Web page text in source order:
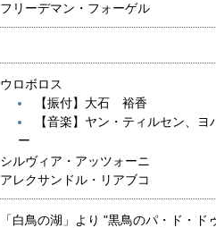
フリーデマン・フォーゲル
ウロボロス
【振付】大石 裕香
【音楽】ヤン・ティルセン、
ー
シルヴィア・アッツォーニ
アレクサンドル・リアブコ
「白鳥の湖」より "黒鳥のパ・ド